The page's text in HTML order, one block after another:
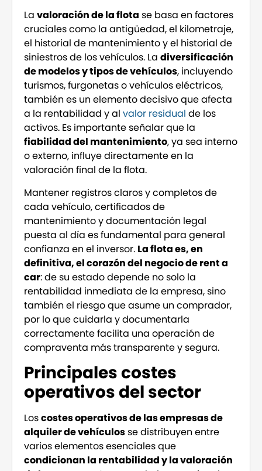
La valoración de la flota se basa en factores
cruciales como la antigüedad, el kilometraje,
el historial de mantenimiento y el historial de
siniestros de los vehículos. La diversificación
de modelos y tipos de vehículos, incluyendo
turismos, furgonetas o vehículos eléctricos,
también es un elemento decisivo que afecta
a la rentabilidad y al valor residual de los
activos. Es importante señalar que la
fiabilidad del mantenimiento, ya sea interno
o externo, influye directamente en la
valoración final de la flota.
Mantener registros claros y completos de
cada vehículo, certificados de
mantenimiento y documentación legal
puesta al día es fundamental para general
confianza en el inversor. La flota es, en
definitiva, el corazón del negocio de rent a
car: de su estado depende no solo la
rentabilidad inmediata de la empresa, sino
también el riesgo que asume un comprador,
por lo que cuidarla y documentarla
correctamente facilita una operación de
compraventa más transparente y segura.
Principales costes
operativos del sector
Loscostes operativos de las empresas de
alquiler de vehículosse distribuyen entre
varios elementos esenciales que
condicionan la rentabilidad y la valoración